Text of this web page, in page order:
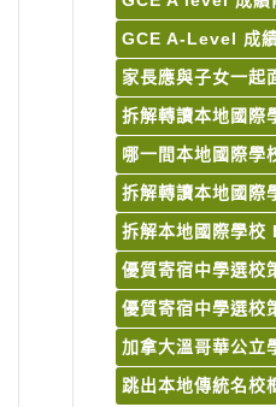
GCE A-Level 成
家長應與子女一
拆解轉讀本地國際
哪一間本地國際學
拆解轉讀本地國際
拆解本地國際學校
優質寄宿中學選校
優質寄宿中學選校
加拿大溫哥華公
跳出本地傳統名校